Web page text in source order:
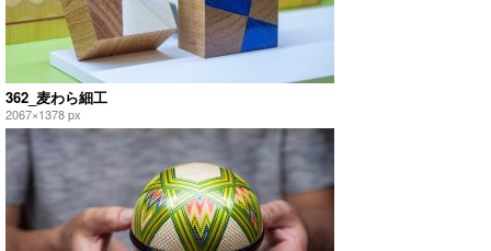
362_麦わら細工
2067×1378 px